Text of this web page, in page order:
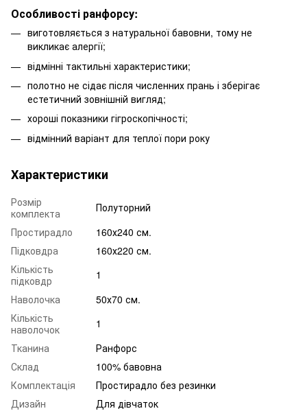
Особливості ранфорсу:
виготовляється з натуральної бавовни, тому не
викликає алергії;
відмінні тактильні характеристики;
полотно не сідає після численних прань і зберігає
естетичний зовнішній вигляд;
хороші показники гігроскопічності;
відмінний варіант для теплої пори року
Характеристики
Розмір
комплекта
Полуторний
Простирадло
160х240 см.
Підковдра
160х220 см.
Кількість
підковдр
1
Наволочка
50х70 см.
Кількість
наволочок
1
Тканина
Ранфорс
Склад
100% бавовна
Комплектація
Простирадло без резинки
Дизайн
Для дівчаток